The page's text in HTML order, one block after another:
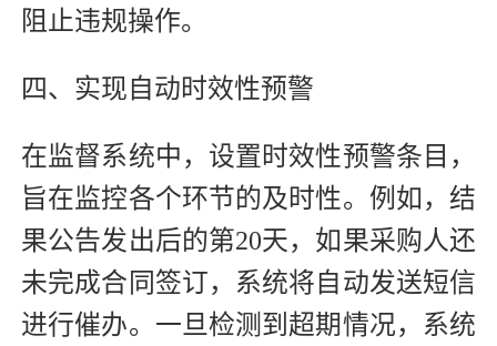
阻止违规操作。
四、实现自动时效性预警
在监督系统中，设置时效性预警条目，
旨在监控各个环节的及时性。例如，结
果公告发出后的第20天，如果采购人还
未完成合同签订，系统将自动发送短信
进行催办。一旦检测到超期情况，系统